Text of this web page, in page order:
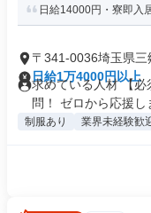
日給14000円・寮即入
〒341-0036埼玉県三
日給1万4000円以上
求めている人材 【
問！ ゼロから応援し
制服あり 業界未経験歓